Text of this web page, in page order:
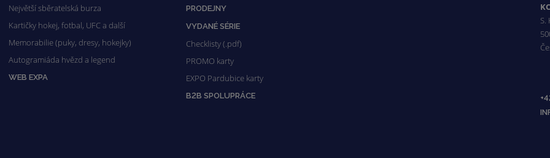
Největší sběratelská burza
Kartičky hokej, fotbal, UFC a další
Memorabilie (puky, dresy, hokejky)
Autogramiáda hvězd a legend
WEB EXPA
PRODEJNY
VYDANÉ SÉRIE
Checklisty (.pdf)
PROMO karty
EXPO Pardubice karty
B2B SPOLUPRÁCE
S.